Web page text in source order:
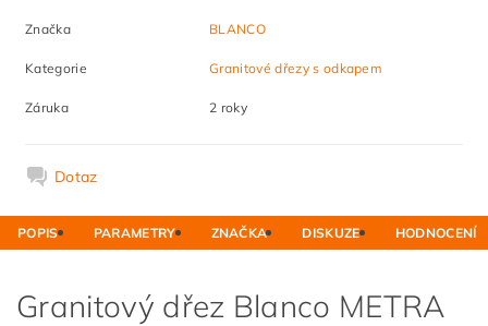
Značka BLANCO
Kategorie Granitové dřezy s odkapem
Záruka 2 roky
Dotaz
POPIS PARAMETRY ZNAČKA DISKUZE HODNOCENÍ
Granitový dřez Blanco METRA